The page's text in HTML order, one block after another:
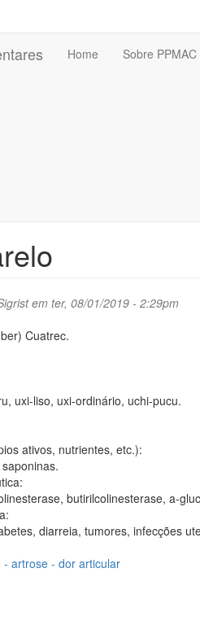
Home Sobre PPMAC
em ter, 08/01/2019 - 2:29pm
Cuatrec.
uxi-liso, uxi-ordinário, uchi-pucu.
ativos, nutrientes, etc.):
butirilcolinesterase, a-
diarreia, tumores, infecções
artrose - dor articular